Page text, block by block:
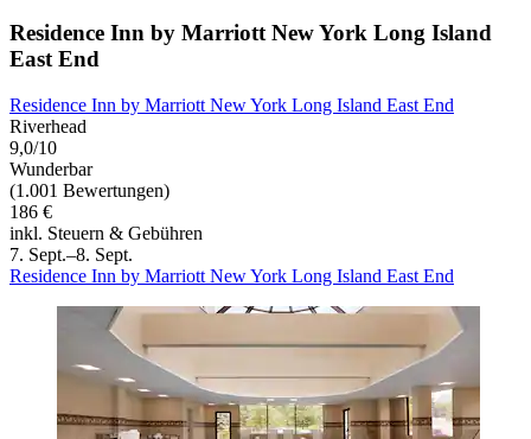
Residence Inn by Marriott New York Long Island
East End
Residence Inn by Marriott New York Long Island East End
Riverhead
9,0/10
Wunderbar
(1.001 Bewertungen)
186 €
inkl. Steuern & Gebühren
7. Sept.–8. Sept.
Residence Inn by Marriott New York Long Island East End